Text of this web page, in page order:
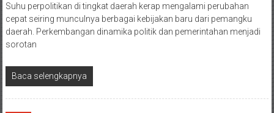
Suhu perpolitikan di tingkat daerah kerap mengalami perubahan
cepat seiring munculnya berbagai kebijakan baru dari pemangku
daerah. Perkembangan dinamika politik dan pemerintahan menjadi
sorotan
Baca selengkapnya